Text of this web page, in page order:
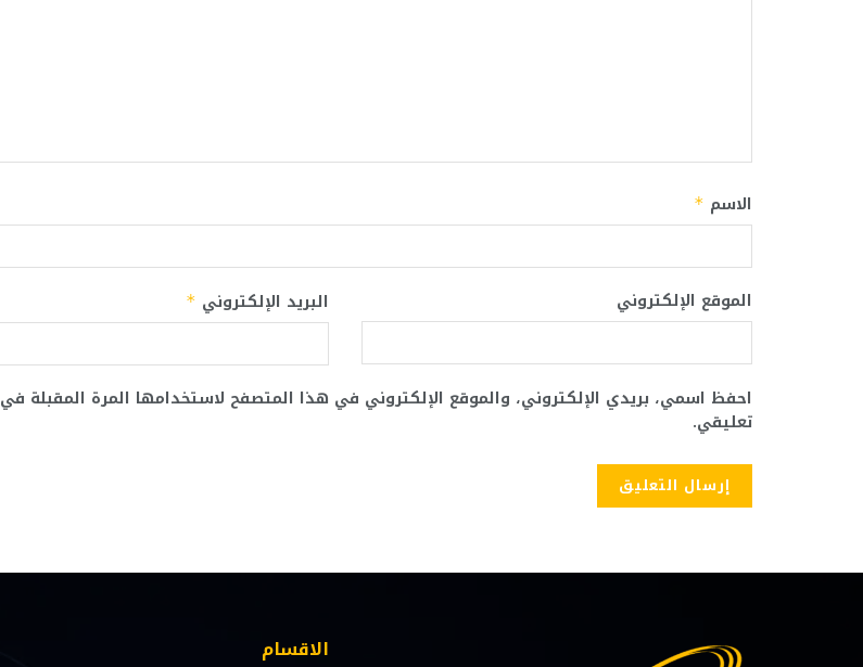
الاسم *
البريد الإلكتروني * الموقع الإلكتروني
احفظ اسمي، بريدي الإلكتروني، والموقع الإلكتروني في هذا المتصفح لاستخدامها المرة المقبلة في
تعليقي.
الاقسام